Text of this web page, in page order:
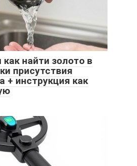
как найти золото в
присутствия
+ инструкция как